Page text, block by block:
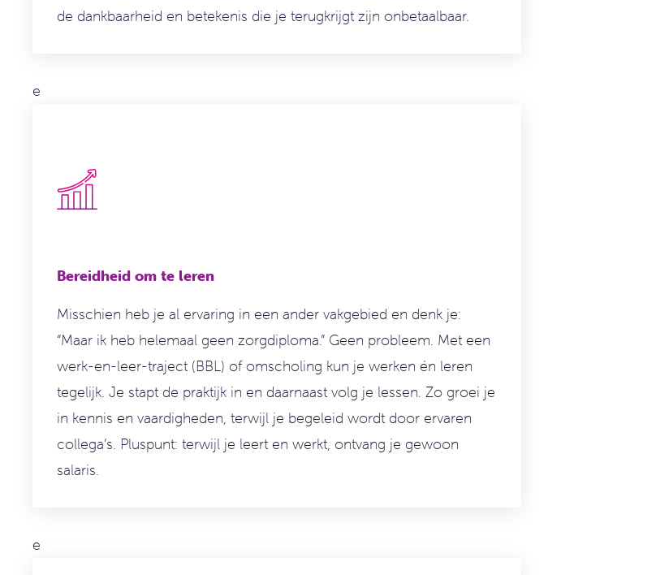
de dankbaarheid en betekenis die je terugkrijgt zijn onbetaalbaar.
e
Bereidheid om te leren
Misschien heb je al ervaring in een ander vakgebied en denk je:
“Maar ik heb helemaal geen zorgdiploma.” Geen probleem. Met een
werk-en-leer-traject (BBL) of omscholing kun je werken én leren
tegelijk. Je stapt de praktijk in en daarnaast volg je lessen. Zo groei je
in kennis en vaardigheden, terwijl je begeleid wordt door ervaren
collega’s. Pluspunt: terwijl je leert en werkt, ontvang je gewoon
salaris.
e